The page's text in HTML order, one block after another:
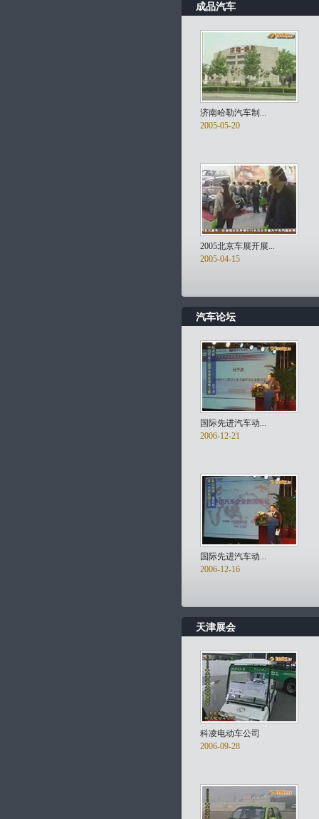
成品汽车
济南哈勒汽车制...
2005-05-20
2005北京车展开展...
2005-04-15
汽车论坛
国际先进汽车动...
2006-12-21
国际先进汽车动...
2006-12-16
天津展会
科凌电动车公司
2006-09-28